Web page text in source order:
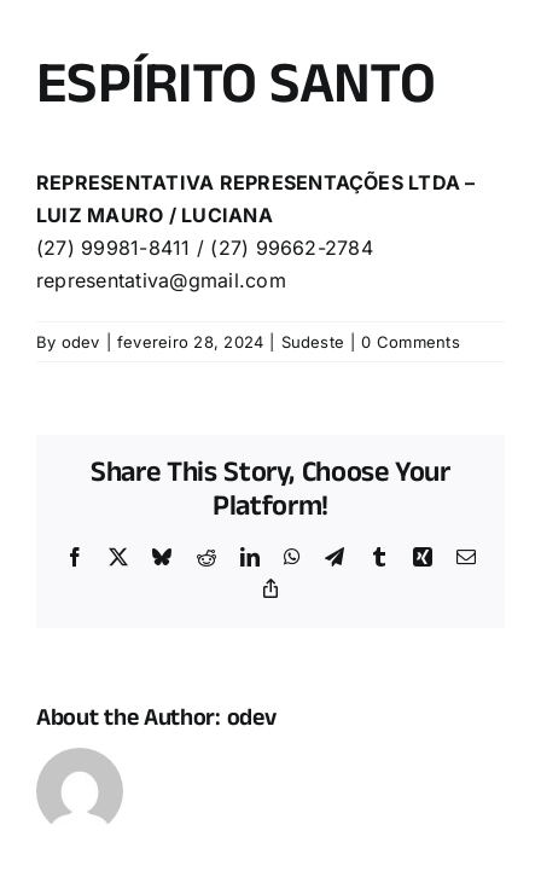
ESPÍRITO SANTO
REPRESENTATIVA REPRESENTAÇÕES LTDA –
LUIZ MAURO / LUCIANA
(27) 99981-8411 / (27) 99662-2784
representativa@gmail.com
By odev fevereiro 28, 2024 Sudeste 0 Comments
Share This Story, Choose Your
Platform!
Facebook BlueskyRedditLinkedInWhatsApp
TelegramTumblrXing Email
About the Author: odev